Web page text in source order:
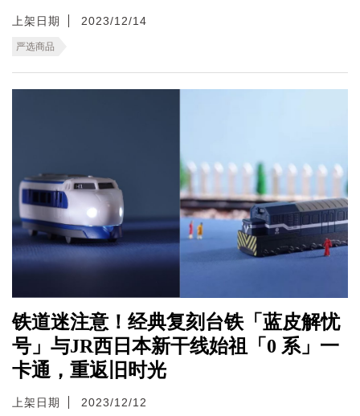
上架日期 2023/12/14
严选商品
铁道迷注意！经典复刻台铁「蓝皮解忧
号」与JR西日本新干线始祖「0 系」一
卡通，重返旧时光
上架日期 2023/12/12